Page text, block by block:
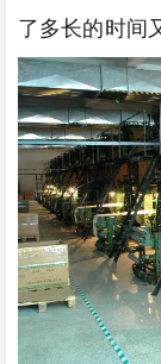
了多长的时间